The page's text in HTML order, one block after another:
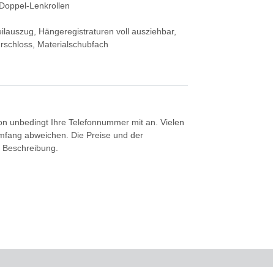
Lenkrollen
Hängeregistraturen voll ausziehbar,
Materialschubfach
unbedingt Ihre Telefonnummer mit an. Vielen
abweichen. Die Preise und der